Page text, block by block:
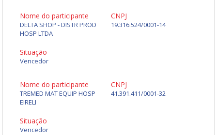
Nome do participante
DELTA SHOP - DISTR PROD
HOSP LTDA
CNPJ
19.316.524/0001-14
Situação
Vencedor
Nome do participante
TREMED MAT EQUIP HOSP
EIRELI
CNPJ
41.391.411/0001-32
Situação
Vencedor